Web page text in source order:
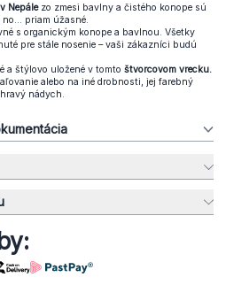
Nepálezo zmesi bavlny a čistého konope sú
no… priam úžasné.
s organickým konope a bavlnou. Všetky
pre stále nosenie – vaši zákazníci budú
a štýlovo uložené v tomto štvorcovom vrecku.
alebo na iné drobnosti, jej farebný
nádych.